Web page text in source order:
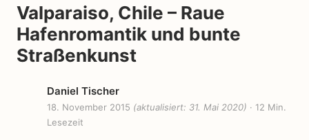
Valparaiso, Chile – Raue
Hafenromantik und bunte
Straßenkunst
Daniel Tischer
18. November 2015 (aktualisiert: 31. Mai 2020) · 12 Min.
Lesezeit